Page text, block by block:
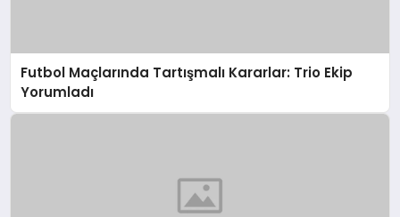
Futbol Maçlarında Tartışmalı Kararlar: Trio Ekip
Yorumladı